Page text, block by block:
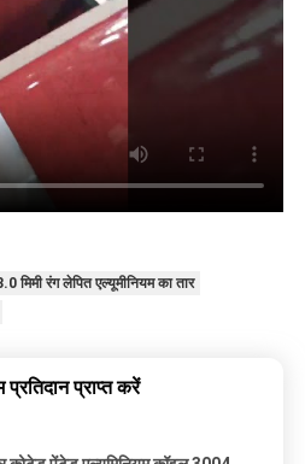
मिमी रंग लेपित एल्यूमीनियम का तार
प्राप्त करें